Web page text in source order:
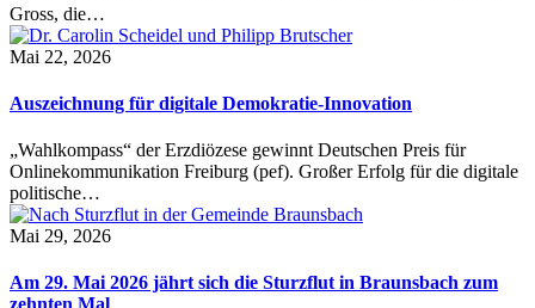
Gross, die…
Mai 22, 2026
Auszeichnung für digitale Demokratie-Innovation
„Wahlkompass“ der Erzdiözese gewinnt Deutschen Preis für
Onlinekommunikation Freiburg (pef). Großer Erfolg für die digitale
politische…
Mai 29, 2026
Am 29. Mai 2026 jährt sich die Sturzflut in Braunsbach zum